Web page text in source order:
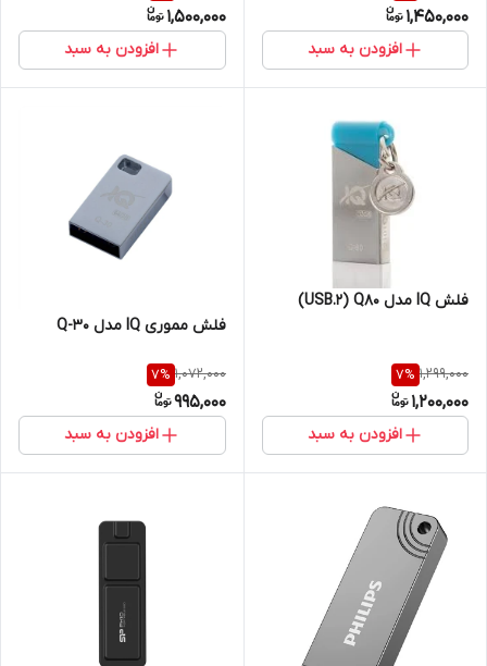
1,450,000
افزودن به سبد
1,500,000
افزودن به سبد
فلش IQ مدل USB.2) Q80)
1,299,000
7%
1,200,000
افزودن به سبد
فلش مموری IQ مدل Q-30
1,072,000
7%
995,000
افزودن به سبد